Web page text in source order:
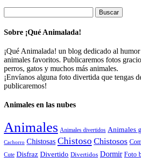
Sobre ¡Qué Animalada!
¡Qué Animalada! un blog dedicado al
animales favoritos. Publicaremos fotos
perros, gatos y muchos más animales.
¡Envíanos alguna foto divertida que tengas
publicaremos!
Animales en las nubes
Animales Animales divertidos Animales
Cachorro Chistosas Chistoso Chistosos
Cute Disfraz Divertido Divertidos Dormir Foto